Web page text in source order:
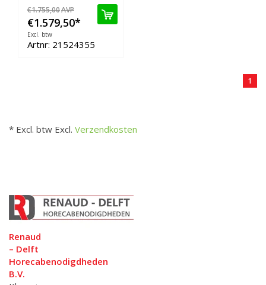
€1.755,00AVP
€1.579,50*
Excl. btw
Artnr: 21524355
1
* Excl. btw Excl. Verzendkosten
Renaud
– Delft
Horecabenodigdheden
B.V.